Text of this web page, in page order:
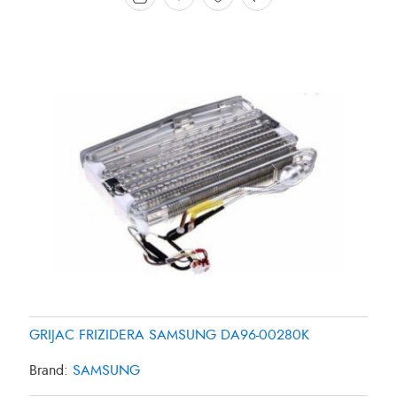
GRIJAC FRIZIDERA SAMSUNG DA96-00280K
Brand: SAMSUNG